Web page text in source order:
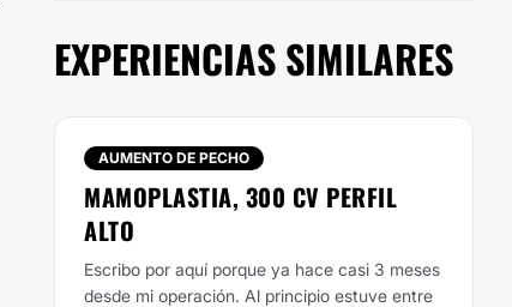
EXPERIENCIAS SIMILARES
AUMENTO DE PECHO
MAMOPLASTIA, 300 CV PERFIL
ALTO
Escribo por aquí porque ya hace casi 3 meses
desde mi operación. Al principio estuve entre